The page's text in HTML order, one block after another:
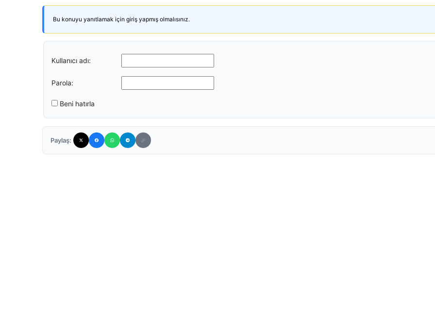
Bu konuyu yanıtlamak için giriş yapmış olmalısınız.
Kullanıcı adı:
Parola:
Beni hatırla
Paylaş: